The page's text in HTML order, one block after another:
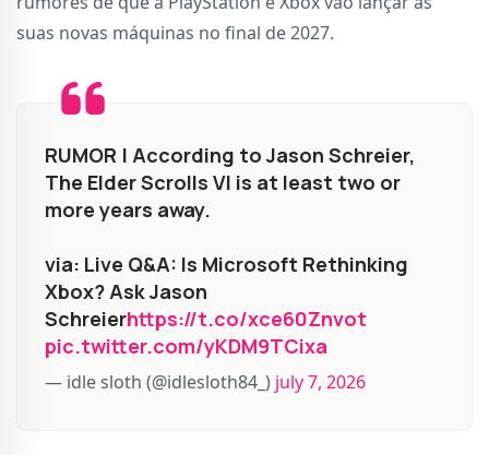
suas novas máquinas no final de 2027.
RUMOR | According to Jason Schreier,
The Elder Scrolls VI is at least two or
more years away.
via: Live Q&A: Is Microsoft Rethinking
Xbox? Ask Jason
Schreierhttps://t.co/xce60Znvot
pic.twitter.com/yKDM9TCixa
— idle sloth (@idlesloth84_) july 7, 2026